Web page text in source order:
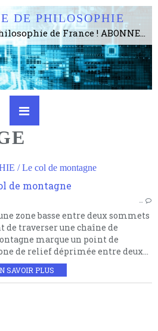
DE PHILOSOPHIE
Le plus gros site de philosophie de France ! ABONNEZ-VOUS ! 4115 Articles, 1634 abonné·e·s, depuis 2006 . . . . . . . . 2 852 214 pages vues jusqu'à présent. Prestance et être apte à un plus grand nombre de choses.
/ Le col de montagne
…
zone basse entre deux sommets
traverser une chaîne de
marque un point de
de relief déprimée entre deux...
SAVOIR PLUS